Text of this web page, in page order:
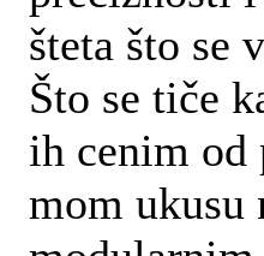
šteta što se
Što se tiče
ih cenim od
mom ukusu